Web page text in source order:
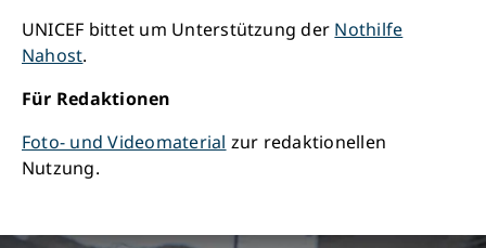
UNICEF bittet um Unterstützung der Nothilfe
Nahost.
Für Redaktionen
Foto- und Videomaterial zur redaktionellen
Nutzung.